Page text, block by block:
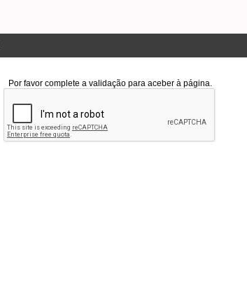
Por favor complete a validação para aceber à página.